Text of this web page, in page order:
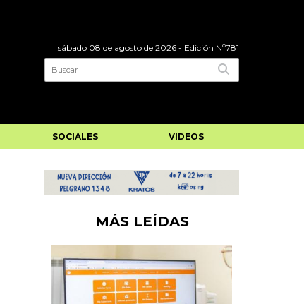
sábado 08 de agosto de 2026 - Edición Nº781
SOCIALES VIDEOS
MÁS LEÍDAS